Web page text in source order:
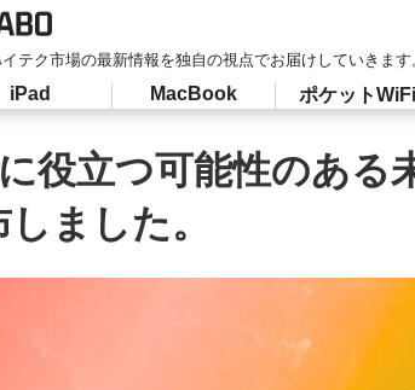
テク市場の最新情報を独自の視点でお届けしていきます
iPad MacBook ポケットWiFi
役立つ可能性のあ
ました。